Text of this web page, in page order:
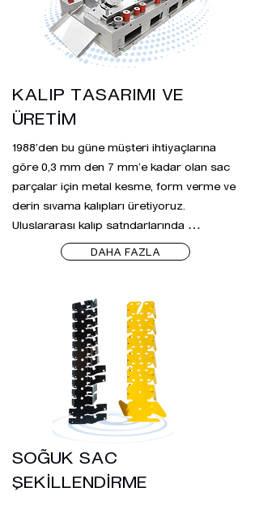
KALIP TASARIMI VE
ÜRETİM
1988’den bu güne müşteri ihtiyaçlarına
göre 0,3 mm den 7 mm’e kadar olan sac
parçalar için metal kesme, form verme ve
derin sıvama kalıpları üretiyoruz.
Uluslararası kalıp satndarlarında
belirlenmiş olan tüm çelik tiplerini
işleyebilecek bilgi ve donanıma sahibiz. 3
ve aynı zamanda kalıp içi diş çekme
operasyonları, sensörler ve maçalar gibi
harici uygulamalar yapabiliyoruz.
DALGIÇ KALIP, Kalıp üretimi prosesinde
ihtiyaç duyulan gerekli olan tüm teknik
kadro, makine ve ekipmanlara sahiptir.
Tasarımdan kalıpların seri üretime
aktarılmasına kadar tüm süreçleri sektör
gereksinimlerine göre yönetecek
deneyimli kadrosu ile kusursuz bir süreç
DAHA FAZLA
SOĞUK SAC
ŞEKİLLENDİRME